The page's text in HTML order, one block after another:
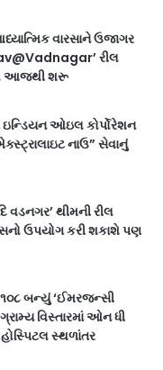
વારસાને ઉજાગર
રીલ
આજથી શરૂ
ઓઇલ કોર્પોરેશન
નાઉ” સેવાનું
થીમની રીલ
ઉપયોગ કરી શકાશે પણ
બન્યું ‘ઈમરજન્સી
વિસ્તારમાં ઓન ધી
સ્થળાંતર